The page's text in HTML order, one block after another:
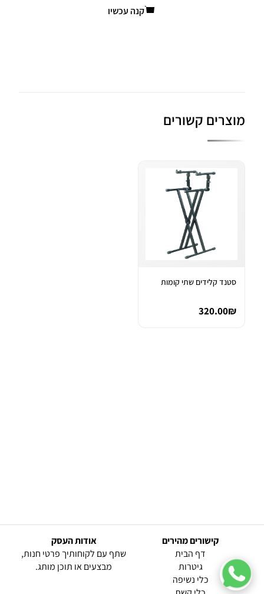
קנה עכשיו
מוצרים קשורים
סטנד קלידים שתי קומות
320.00₪
קישורים מהירים
דף הבית
גיטרות
כלי נשיפה
אודות העסק
שתף עם לקוחותיך פרטי חנות,
מבצעים או תוכן מותג.